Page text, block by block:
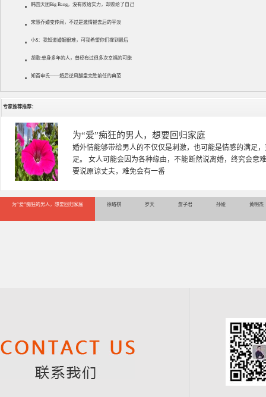
韩国天团Big Bang，没有败给实力，却败给了自己
宋慧乔婚变传闻，不过是激情褪去后的平淡
小S：我知道婚姻很难，可我希望你们撑到最后
胡歌:单身多年的人，曾经有过很多次幸福的可能
知否申氏——婚后逆风翻盘完胜前任的典范
专家推荐推荐：
徐珞棋
徐珞棋，婚姻家庭咨询师，毕业于重庆师范大学心理学专业
多年，对婚姻情感分析、恋爱择偶、夫妻关系，情感挽回、
千小时，积累了丰富的咨
为“爱”痴狂的男人，想要回归家庭 徐珞棋 罗天 詹子君 孙娅 黄明杰